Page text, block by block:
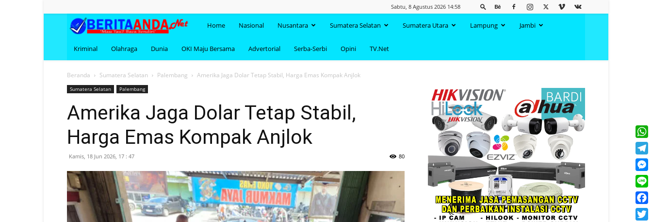
Sabtu, 8 Agustus 2026 14:58
BERITAANDA.NET
Home Nasional Nusantara Sumatera Selatan Sumatera Utara Lampung Jambi
Kriminal Olahraga Dunia OKI Maju Bersama Advertorial Serba-Serbi Opini TV.Net
Beranda Sumatera Selatan Palembang Amerika Jaga Dolar Tetap Stabil, Harga Emas Kompak Anjlok
Sumatera Selatan Palembang
Amerika Jaga Dolar Tetap Stabil,
Harga Emas Kompak Anjlok
Kamis, 18 Jun 2026, 17 : 47 80
Line